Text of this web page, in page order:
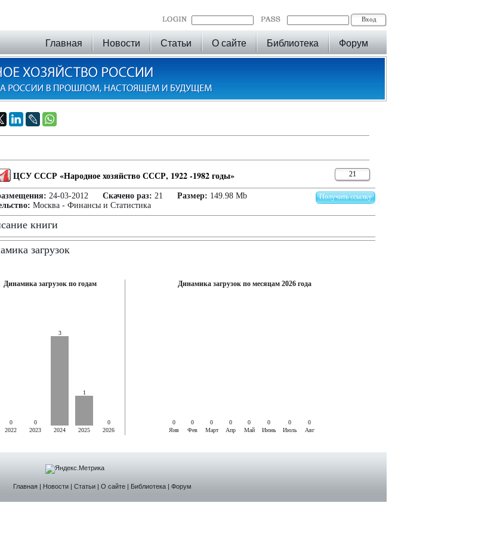
Главная Новости Статьи О сайте Библиотека Форум
21
ЦСУ СССР «Народное хозяйство СССР, 1922 -1982 годы»
Получить ссылку
24-03-2012 Скачено раз: 21 Размер: 149.98 Mb
Москва - Финансы и Статистика
книги
загрузок
Динамика загрузок по годам
0 0
3
1
0
2022 2023 2024 2025 2026
Динамика загрузок по месяцам 2026 года
0 0 0 0 0 0 0
0
Янв
Фев Март Апр Май Июнь Июль Авг
Главная| Новости| Статьи| О сайте| Библиотека| Форум